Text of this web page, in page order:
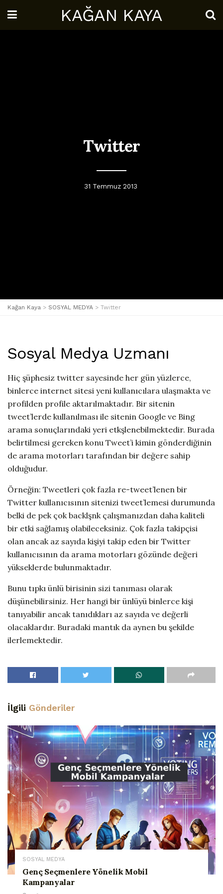
KAĞAN KAYA
Twitter
31 Temmuz 2013
Kağan Kaya > SOSYAL MEDYA > Twitter
Sosyal Medya Uzmanı
Hiç şüphesiz twitter sayesinde her gün yüzlerce,
binlerce internet sitesi yeni kullanıcılara ulaşmakta ve
profilden profile aktarılmaktadır. Bir sitenin
tweet’lerde kullanılması ile sitenin Google ve Bing
arama sonuçlarındaki yeri etkşlenebilmektedir. Burada
belirtilmesi gereken konu Tweet’i kimin gönderdiğinin
de arama motorları tarafından bir değere sahip
olduğudur.
Örneğin: Tweetleri çok fazla re-tweet’lenen bir
Twitter kullanıcısının sitenizi tweet’lemesi durumunda
belki de pek çok backlşnk çalışmanızdan daha kaliteli
bir etki sağlamış olabileceksiniz. Çok fazla takipçisi
olan ancak az sayıda kişiyi takip eden bir Twitter
kullanıcısının da arama motorları gözünde değeri
yükseklerde bulunmaktadır.
Bunu tıpkı ünlü birisinin sizi tanıması olarak
düşünebilirsiniz. Her hangi bir ünlüyü binlerce kişi
tanıyabilir ancak tanıdıkları az sayıda ve değerli
olacaklardır. Buradaki mantık da aynen bu şekilde
ilerlemektedir.
İlgili Gönderiler
SOSYAL MEDYA
Genç Seçmenlere Yönelik Mobil
Kampanyalar